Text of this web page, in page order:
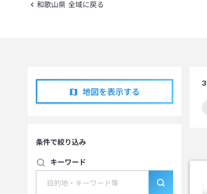
和歌山県 全域に戻る
地図を表示する
条件で絞り込み
キーワード
3